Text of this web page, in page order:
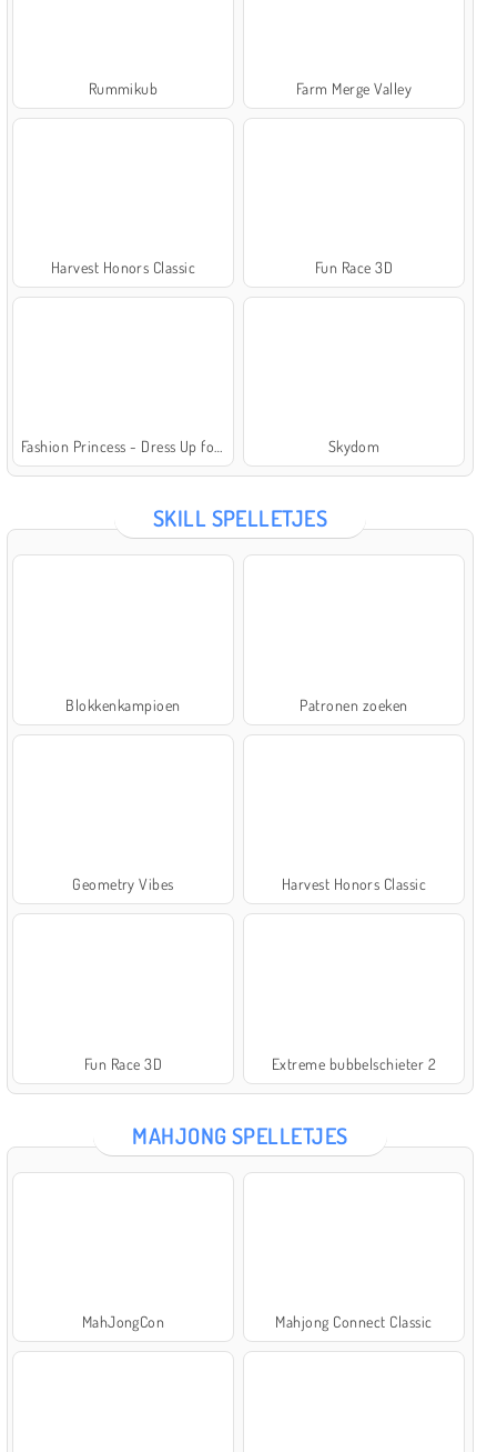
Rummikub Farm Merge Valley
Harvest Honors Classic Fun Race 3D
Fashion Princess - Dress Up for Girls Skydom
SKILL SPELLETJES
Blokkenkampioen Patronen zoeken
Geometry Vibes Harvest Honors Classic
Fun Race 3D Extreme bubbelschieter 2
MAHJONG SPELLETJES
MahJongCon Mahjong Connect Classic